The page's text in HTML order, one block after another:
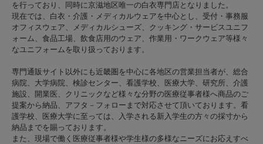
を行っており、同時に京滋地区唯一の白衣専門店となりました。
現在では、白衣・介護・メディカルウェアを中心とし、受付・事務服
オフィスウェア、メディカルシューズ、クッキング・サービスユニフ
ォーム、食品工場、飲食店用のウェア、作業用・ワークウェア等様々
なユニフォームを取り扱っております。
専門通販サイト以外にも近畿圏を中心に各地区の営業担当者が、総合
病院、大学病院、検診センター、看護学校、医療大学、研究所、介護
施設、開業医、クリニックなど様々な分野の医療従事者様へ商品のご
提案から納品、アフタ－フォローまで対応させて頂いております。看
護学校、医療大学に至っては、入学される新入学生の方々の採寸から
納品までを賜っております。
また、現場で働く医療従事者様や学生様の多様なニーズにお応えすべ